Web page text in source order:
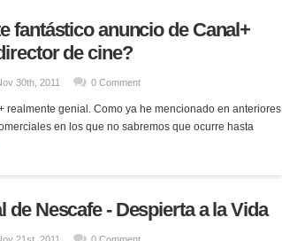
fantástico anuncio de Canal+
de cine?
30th, 2011 0 Comment
realmente genial. Como ya he mencionado en anteriores
en los que no sabremos que ocurre hasta
de Nescafe - Despierta a la Vida